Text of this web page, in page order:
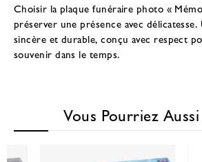
Choisir la plaque funéraire photo «
préserver une présence avec délicatesse.
sincère et durable, conçu avec respect
souvenir dans le temps.
Vous Pourriez